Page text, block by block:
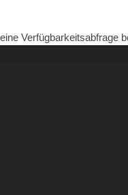
Verfügbarkeitsabfrage